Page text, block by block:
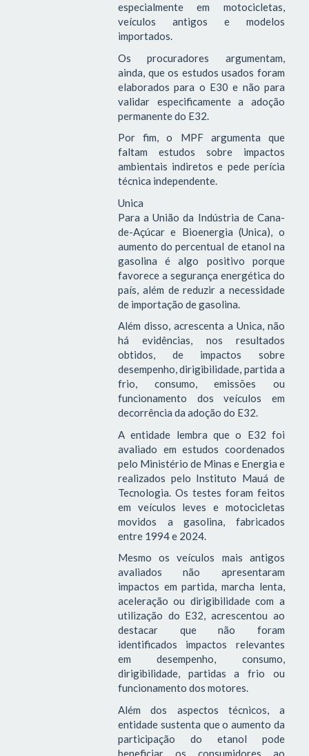
especialmente em motocicletas,
veículos antigos e modelos
importados.
Os procuradores argumentam,
ainda, que os estudos usados foram
elaborados para o E30 e não para
validar especificamente a adoção
permanente do E32.
Por fim, o MPF argumenta que
faltam estudos sobre impactos
ambientais indiretos e pede perícia
técnica independente.
Unica
Para a União da Indústria de Cana-
de-Açúcar e Bioenergia (Unica), o
aumento do percentual de etanol na
gasolina é algo positivo porque
favorece a segurança energética do
país, além de reduzir a necessidade
de importação de gasolina.
Além disso, acrescenta a Unica, não
há evidências, nos resultados
obtidos, de impactos sobre
desempenho, dirigibilidade, partida a
frio, consumo, emissões ou
funcionamento dos veículos em
decorrência da adoção do E32.
A entidade lembra que o E32 foi
avaliado em estudos coordenados
pelo Ministério de Minas e Energia e
realizados pelo Instituto Mauá de
Tecnologia. Os testes foram feitos
em veículos leves e motocicletas
movidos a gasolina, fabricados
entre 1994 e 2024.
Mesmo os veículos mais antigos
avaliados não apresentaram
impactos em partida, marcha lenta,
aceleração ou dirigibilidade com a
utilização do E32, acrescentou ao
destacar que não foram
identificados impactos relevantes
em desempenho, consumo,
dirigibilidade, partidas a frio ou
funcionamento dos motores.
Além dos aspectos técnicos, a
entidade sustenta que o aumento da
participação do etanol pode
beneficiar os consumidores ao